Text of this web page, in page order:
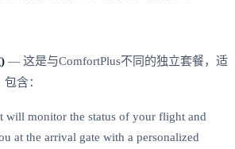
— 这是与ComfortPlus不同的独立套餐，适
含：
will monitor the status of your flight and
at the arrival gate with a personalized